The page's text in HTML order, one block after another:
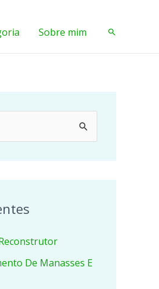
Sobre mim Pesquisar
De Manasses E